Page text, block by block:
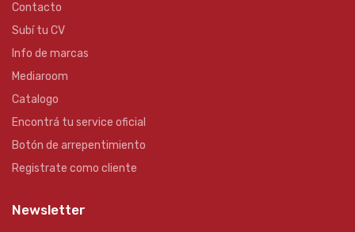
Contacto
Subí tu CV
Info de marcas
Mediaroom
Catalogo
Encontrá tu service oficial
Botón de arrepentimiento
Registrate como cliente
Newsletter